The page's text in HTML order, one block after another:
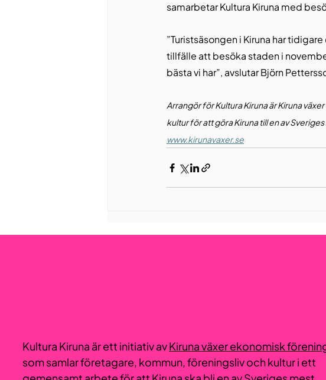
samarbetar Kultura Kiruna med
”Turistsäsongen i Kiruna har
tillfälle att besöka staden i
bästa vi har”, avslutar Björn
Arrangör för Kultura Kiruna är Kiruna
kultur för att göra Kiruna till en av
www.kirunavaxer.se
Kultura Kiruna är ett initiativ avKiruna växer ekonomisk
som samlar företagare, kommun, föreningsliv och kultur i ett